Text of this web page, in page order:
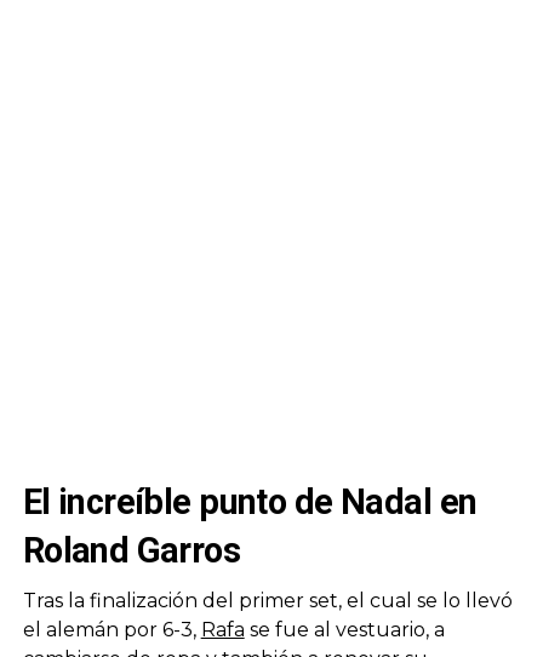
El increíble punto de Nadal en
Roland Garros
Tras la finalización del primer set, el cual se lo llevó
el alemán por 6-3, Rafa se fue al vestuario, a